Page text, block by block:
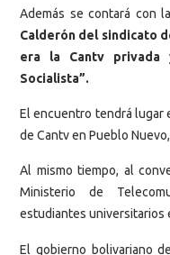
Además se contará con
Calderón del sindicato
era la Cantv privada
Socialista”.
El encuentro tendrá lugar
de Cantv en Pueblo
Al mismo tiempo, al
Ministerio de
estudiantes universitarios
El gobierno bolivariano